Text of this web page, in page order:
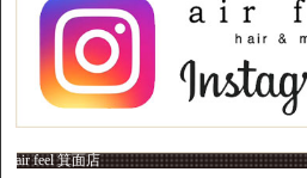
air feel 箕面店